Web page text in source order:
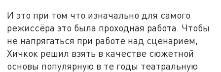
И это при том что изначально для самого
режиссёра это была проходная работа. Чтобы
не напрягаться при работе над сценарием,
Хичкок решил взять в качестве сюжетной
основы популярную в те годы театральную